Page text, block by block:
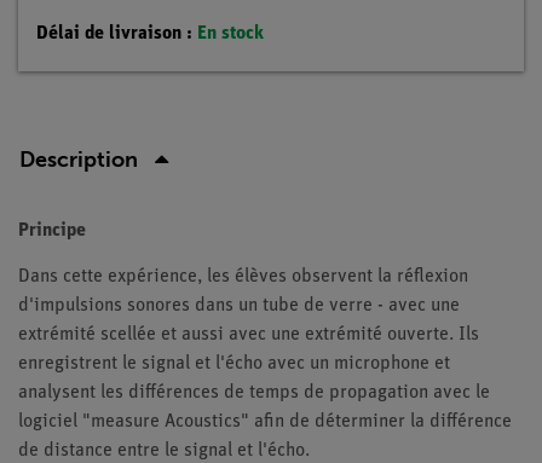
Délai de livraison : En stock
Description
Principe
Dans cette expérience, les élèves observent la réflexion
d'impulsions sonores dans un tube de verre - avec une
extrémité scellée et aussi avec une extrémité ouverte. Ils
enregistrent le signal et l'écho avec un microphone et
analysent les différences de temps de propagation avec le
logiciel "measure Acoustics" afin de déterminer la différence
de distance entre le signal et l'écho.